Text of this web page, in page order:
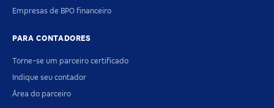
Empresas de BPO financeiro
PARA CONTADORES
Torne-se um parceiro certificado
Indique seu contador
Área do parceiro